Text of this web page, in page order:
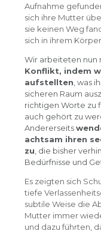
Aufnahme
sich ihre Mutter
sie keinen Weg
sich in ihrem
Wir arbeiteten nun
Konflikt, indem
aufstellten , was
sicheren Raum
richtigen Worte zu
auch gehört zu
Andererseits
achtsam ihren
zu , die bisher
Bedürfnisse und
Es zeigten sich
tiefe
subtile Weise die
Mutter immer
und dazu führten,